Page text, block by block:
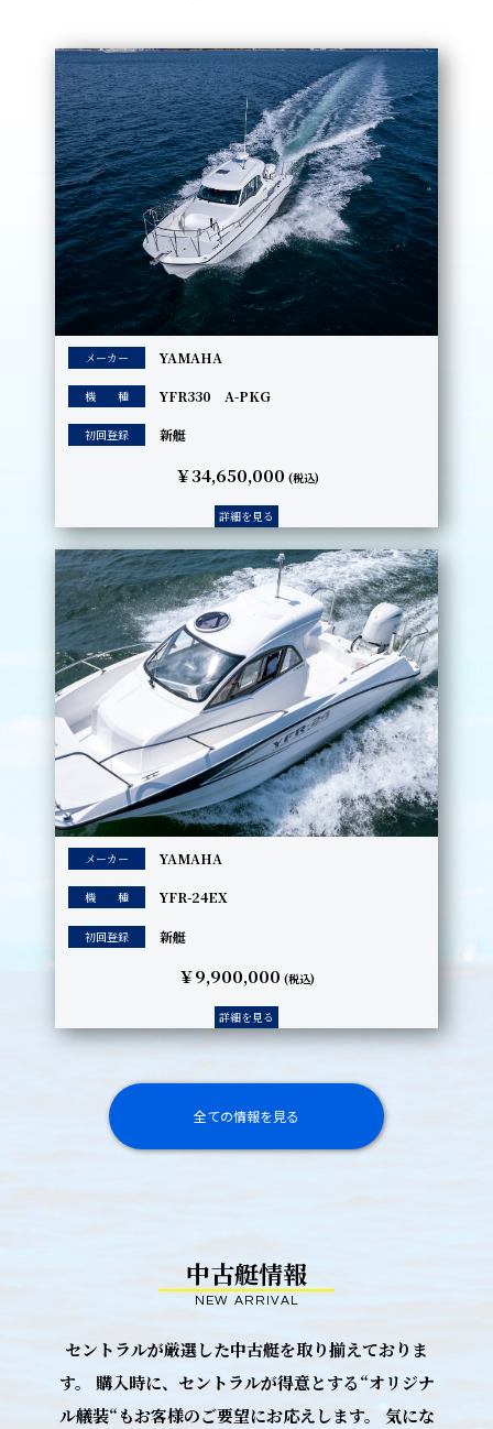
メーカー YAMAHA
機 種 YFR330 A-PKG
初回登録 新艇
￥34,650,000 (税込)
詳細を見る
メーカー YAMAHA
機 種 YFR-24EX
初回登録 新艇
￥9,900,000 (税込)
詳細を見る
全ての情報を見る
中古艇情報
NEW ARRIVAL
セントラルが厳選した中古艇を取り揃えておりま
す。 購入時に、セントラルが得意とする“オリジナ
ル艤装“もお客様のご要望にお応えします。 気にな